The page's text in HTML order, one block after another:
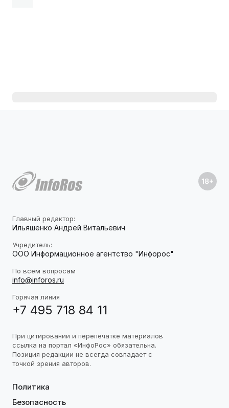
Главный редактор:
Ильяшенко Андрей Витальевич
Учредитель:
ООО Информационное агентство "Инфорос"
По всем вопросам
info@inforos.ru
Горячая линия
+7 495 718 84 11
При цитировании и перепечатке материалов
ссылка на портал «ИнфоРос» обязательна.
Позиция редакции не всегда совпадает с
точкой зрения авторов.
Политика
Безопасность